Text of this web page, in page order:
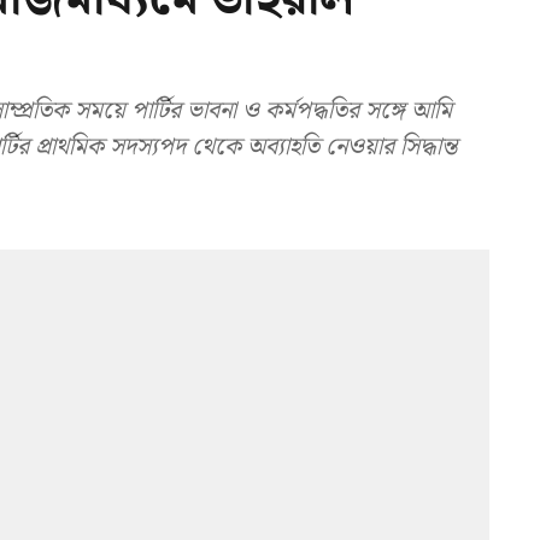
সময়ে পার্টির ভাবনা ও কর্মপদ্ধতির সঙ্গে আমি
প্রাথমিক সদস্যপদ থেকে অব্যাহতি নেওয়ার সিদ্ধান্ত